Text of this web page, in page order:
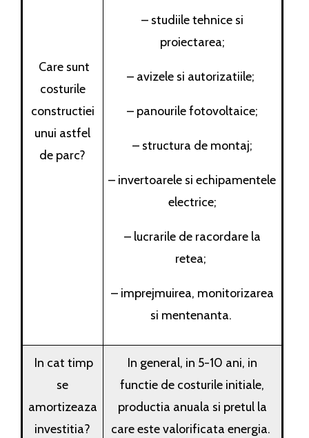
Care sunt
costurile
constructiei
unui astfel
de parc?
– studiile tehnice si
proiectarea;
– avizele si autorizatiile;
– panourile fotovoltaice;
– structura de montaj;
– invertoarele si echipamentele
electrice;
– lucrarile de racordare la
retea;
– imprejmuirea, monitorizarea
si mentenanta.
In cat timp
se
amortizeaza
investitia?
In general, in 5-10 ani, in
functie de costurile initiale,
productia anuala si pretul la
care este valorificata energia.